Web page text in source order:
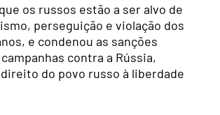
os russos estão a ser alvo de
perseguição e violação dos
e condenou as sanções
contra a Rússia,
do povo russo à liberdade